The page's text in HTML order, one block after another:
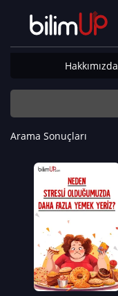
Hakkımızda
Arama Sonuçları